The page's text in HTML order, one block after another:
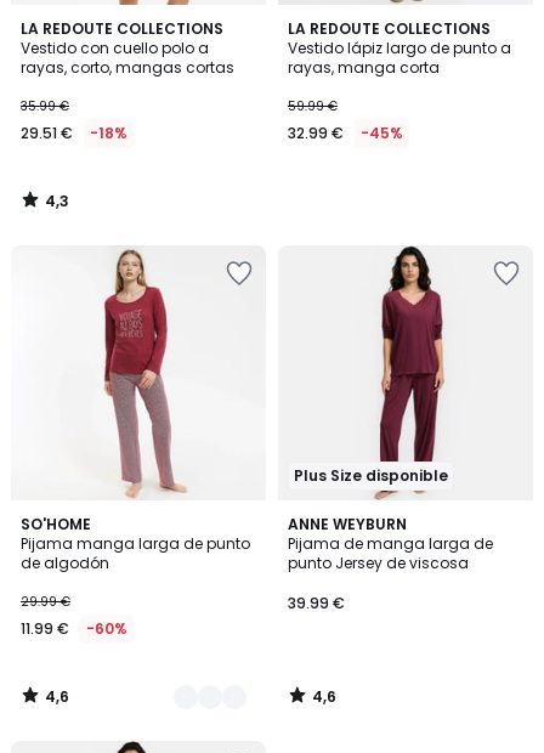
LA REDOUTE COLLECTIONS
Vestido con cuello polo a
rayas, corto, mangas cortas
35.99 €
29.51 € -18%
4,3
/ 5
4,3
/
LA REDOUTE COLLECTIONS
Vestido lápiz largo de punto a
rayas, manga corta
59.99 €
32.99 € -45%
SO'HOME
Pijama manga larga de punto
de algodón
29.99 €
11.99 € -60%
4,6
/ 5
3
Colores
4,6
/
Plus Size disponible
ANNE WEYBURN
Pijama de manga larga de
punto Jersey de viscosa
39.99 €
4,6
/ 5
4,6
/